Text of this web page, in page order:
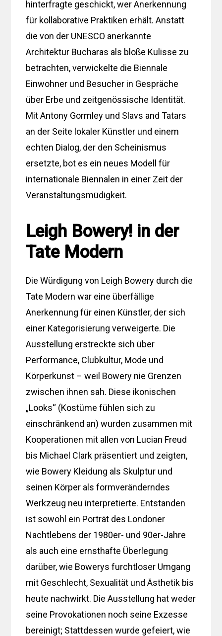
hinterfragte geschickt, wer Anerkennung
für kollaborative Praktiken erhält. Anstatt
die von der UNESCO anerkannte
Architektur Bucharas als bloße Kulisse zu
betrachten, verwickelte die Biennale
Einwohner und Besucher in Gespräche
über Erbe und zeitgenössische Identität.
Mit Antony Gormley und Slavs and Tatars
an der Seite lokaler Künstler und einem
echten Dialog, der den Scheinismus
ersetzte, bot es ein neues Modell für
internationale Biennalen in einer Zeit der
Veranstaltungsmüdigkeit.
Leigh Bowery! in der
Tate Modern
Die Würdigung von Leigh Bowery durch die
Tate Modern war eine überfällige
Anerkennung für einen Künstler, der sich
einer Kategorisierung verweigerte. Die
Ausstellung erstreckte sich über
Performance, Clubkultur, Mode und
Körperkunst – weil Bowery nie Grenzen
zwischen ihnen sah. Diese ikonischen
„Looks“ (Kostüme fühlen sich zu
einschränkend an) wurden zusammen mit
Kooperationen mit allen von Lucian Freud
bis Michael Clark präsentiert und zeigten,
wie Bowery Kleidung als Skulptur und
seinen Körper als formveränderndes
Werkzeug neu interpretierte. Entstanden
ist sowohl ein Porträt des Londoner
Nachtlebens der 1980er- und 90er-Jahre
als auch eine ernsthafte Überlegung
darüber, wie Bowerys furchtloser Umgang
mit Geschlecht, Sexualität und Ästhetik bis
heute nachwirkt. Die Ausstellung hat weder
seine Provokationen noch seine Exzesse
bereinigt; Stattdessen wurde gefeiert, wie